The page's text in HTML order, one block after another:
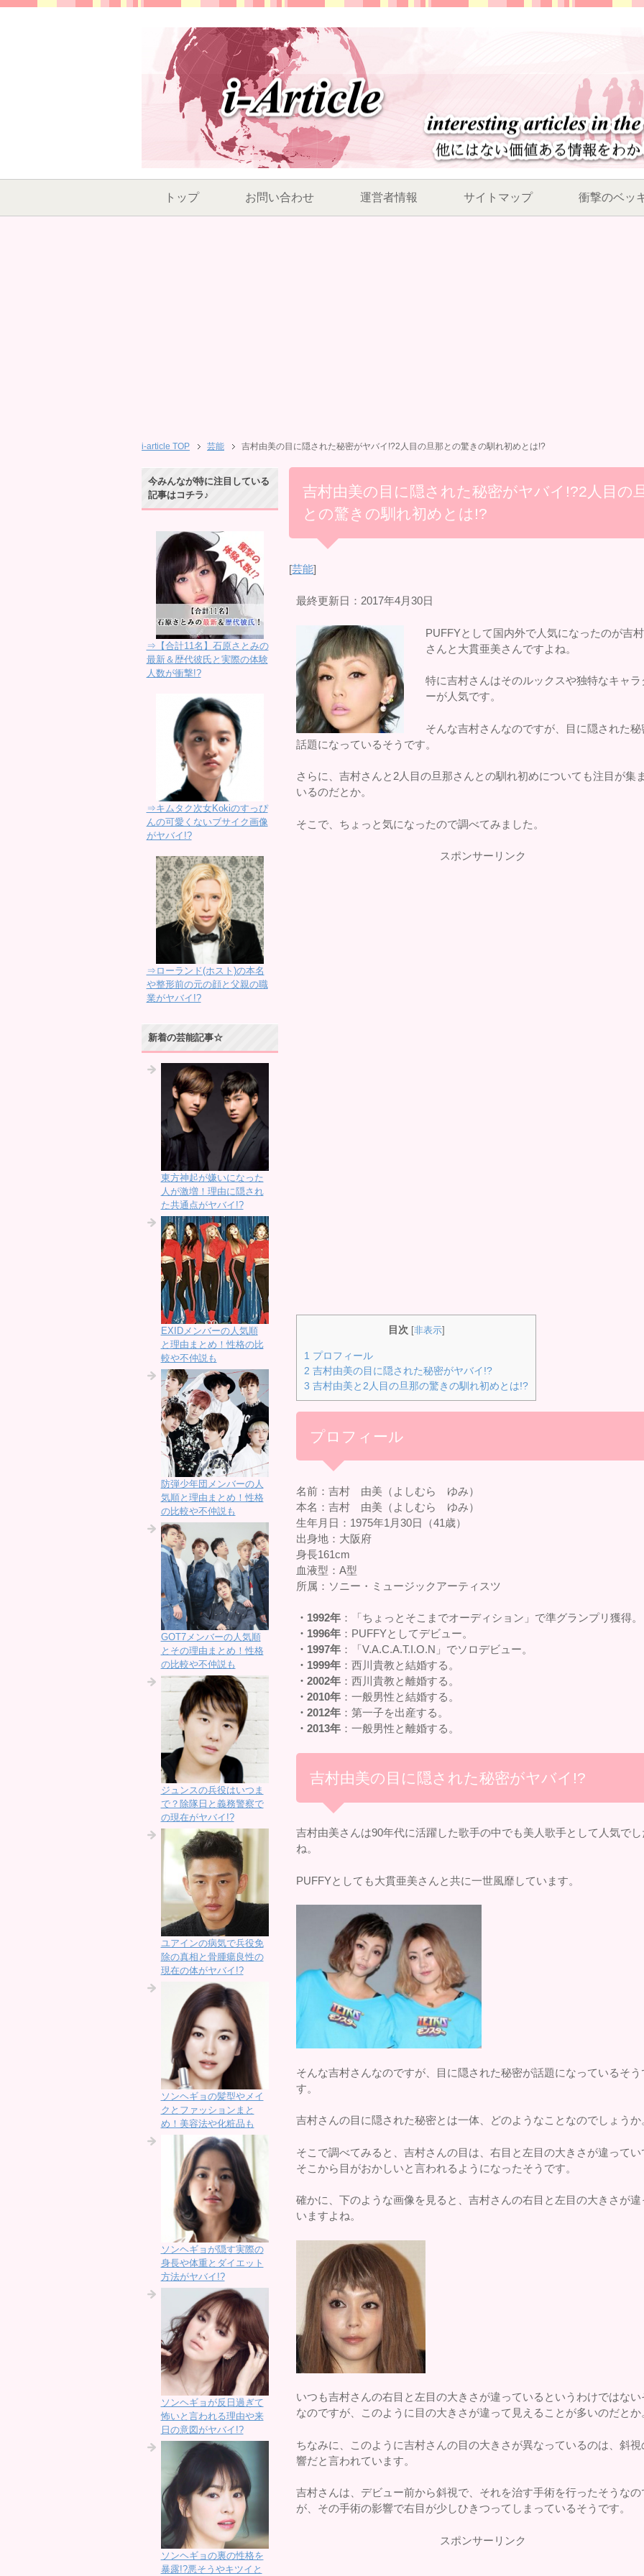
トップ お問い合わせ 運営者情報 サイトマップ 衝撃のベッ
i-article TOP 芸能 吉村由美の目に隠された秘密がヤバイ!?2人目の旦那との驚きの馴れ初めとは!?
吉村由美の目に隠された秘密がヤバイ!?2人目の
との驚きの馴れ初めとは!?
[芸能]
最終更新日：2017年4月30日
PUFFYとして国内外で人気になったのが吉
さんと大貫亜美さんですよね。
特に吉村さんはそのルックスや独特なキャラ
ーが人気です。
そんな吉村さんなのですが、目に隠された秘
話題になっているそうです。
さらに、吉村さんと2人目の旦那さんとの馴れ初めについても注目が集
いるのだとか。
そこで、ちょっと気になったので調べてみました。
スポンサーリンク
目次 [非表示]
1 プロフィール
2 吉村由美の目に隠された秘密がヤバイ!?
3 吉村由美と2人目の旦那の驚きの馴れ初めとは!?
プロフィール
名前：吉村 由美（よしむら ゆみ）
本名：吉村 由美（よしむら ゆみ）
生年月日：1975年1月30日（41歳）
出身地：大阪府
身長161cm
血液型：A型
所属：ソニー・ミュージックアーティスツ
・1992年 ：「ちょっとそこまでオーディション」で準グランプリ獲得。
・1996年 ：PUFFYとしてデビュー。
・1997年 ：「V.A.C.A.T.I.O.N」でソロデビュー。
・1999年 ：西川貴教と結婚する。
・2002年 ：西川貴教と離婚する。
・2010年 ：一般男性と結婚する。
・2012年 ：第一子を出産する。
・2013年 ：一般男性と離婚する。
吉村由美の目に隠された秘密がヤバイ!?
吉村由美さんは90年代に活躍した歌手の中でも美人歌手として人気で
ね。
PUFFYとしても大貫亜美さんと共に一世風靡しています。
そんな吉村さんなのですが、目に隠された秘密が話題になっているそう
す。
吉村さんの目に隠された秘密とは一体、どのようなことなのでしょうか
そこで調べてみると、吉村さんの目は、右目と左目の大きさが違ってい
そこから目がおかしいと言われるようになったそうです。
確かに、下のような画像を見ると、吉村さんの右目と左目の大きさが違
いますよね。
いつも吉村さんの右目と左目の大きさが違っているというわけではない
なのですが、このように目の大きさが違って見えることが多いのだとか
ちなみに、このように吉村さんの目の大きさが異なっているのは、斜視
響だと言われています。
吉村さんは、デビュー前から斜視で、それを治す手術を行ったそうなの
が、その手術の影響で右目が少しひきつってしまっているそうです。
スポンサーリンク
今みんなが特に注目している
記事はコチラ♪
⇒【合計11名】石原さとみの
最新＆歴代彼氏と実際の体験
人数が衝撃!?
⇒キムタク次女Kokiのすっぴ
んの可愛くないブサイク画像
がヤバイ!?
⇒ローランド(ホスト)の本名
や整形前の元の顔と父親の職
業がヤバイ!?
新着の芸能記事☆
東方神起が嫌いになった
人が激増！理由に隠され
た共通点がヤバイ!?
EXIDメンバーの人気順
と理由まとめ！性格の比
較や不仲説も
防弾少年団メンバーの人
気順と理由まとめ！性格
の比較や不仲説も
GOT7メンバーの人気順
とその理由まとめ！性格
の比較や不仲説も
ジュンスの兵役はいつま
で？除隊日と義務警察で
の現在がヤバイ!?
ユアインの病気で兵役免
除の真相と骨腫瘍良性の
現在の体がヤバイ!?
ソンヘギョの髪型やメイ
クとファッションまと
め！美容法や化粧品も
ソンヘギョが隠す実際の
身長や体重とダイエット
方法がヤバイ!?
ソンヘギョが反日過ぎて
怖いと言われる理由や来
日の意図がヤバイ!?
ソンヘギョの裏の性格を
暴露!?悪そうやキツイと